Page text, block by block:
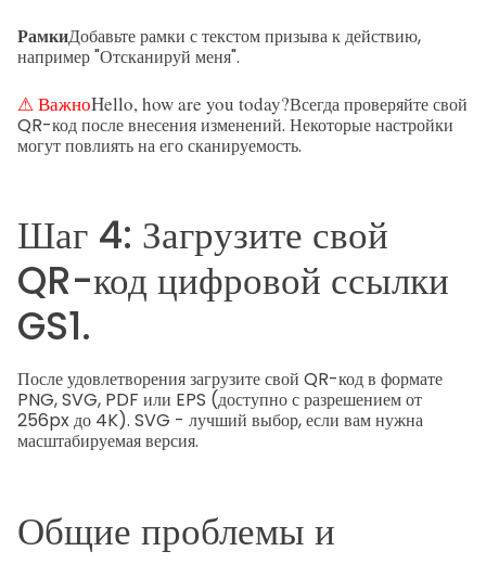
РамкиДобавьте рамки с текстом призыва к действию,
например "Отсканируй меня".
⚠ ВажноHello, how are you today?Всегда проверяйте свой
QR-код после внесения изменений. Некоторые настройки
могут повлиять на его сканируемость.
Шаг 4: Загрузите свой
QR-код цифровой ссылки
GS1.
После удовлетворения загрузите свой QR-код в формате
PNG, SVG, PDF или EPS (доступно с разрешением от
256px до 4K). SVG - лучший выбор, если вам нужна
масштабируемая версия.
Общие проблемы и